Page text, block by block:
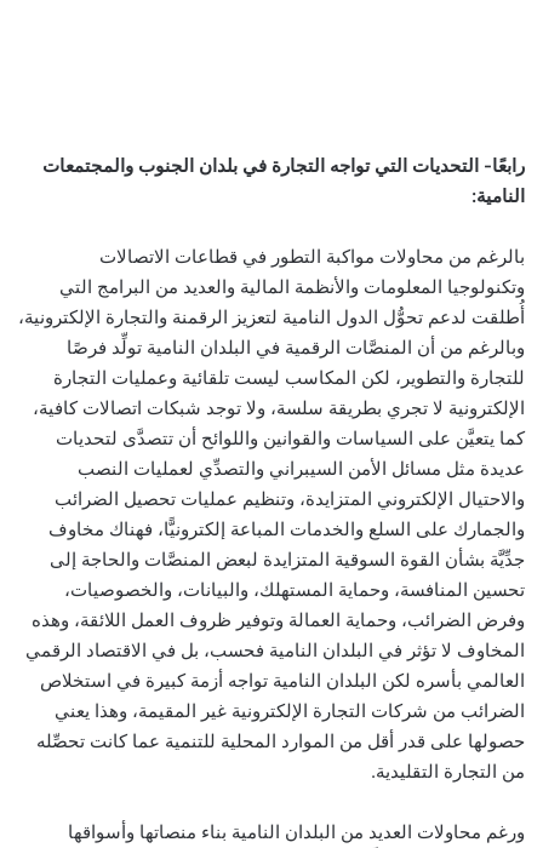
رابعًا- التحديات التي تواجه التجارة في بلدان الجنوب والمجتمعات
النامية:
بالرغم من محاولات مواكبة التطور في قطاعات الاتصالات
وتكنولوجيا المعلومات والأنظمة المالية والعديد من البرامج التي
أُطلقت لدعم تحوُّل الدول النامية لتعزيز الرقمنة والتجارة الإلكترونية،
وبالرغم من أن المنصَّات الرقمية في البلدان النامية تولِّد فرصًا
للتجارة والتطوير، لكن المكاسب ليست تلقائية وعمليات التجارة
الإلكترونية لا تجري بطريقة سلسة، ولا توجد شبكات اتصالات كافية،
كما يتعيَّن على السياسات والقوانين واللوائح أن تتصدَّى لتحديات
عديدة مثل مسائل الأمن السيبراني والتصدِّي لعمليات النصب
والاحتيال الإلكتروني المتزايدة، وتنظيم عمليات تحصيل الضرائب
والجمارك على السلع والخدمات المباعة إلكترونيًّا، فهناك مخاوف
جدِّيَّة بشأن القوة السوقية المتزايدة لبعض المنصَّات والحاجة إلى
تحسين المنافسة، وحماية المستهلك، والبيانات، والخصوصيات،
وفرض الضرائب، وحماية العمالة وتوفير ظروف العمل اللائقة، وهذه
المخاوف لا تؤثر في البلدان النامية فحسب، بل في الاقتصاد الرقمي
العالمي بأسره لكن البلدان النامية تواجه أزمة كبيرة في استخلاص
الضرائب من شركات التجارة الإلكترونية غير المقيمة، وهذا يعني
حصولها على قدر أقل من الموارد المحلية للتنمية عما كانت تحصِّله
من التجارة التقليدية.
ورغم محاولات العديد من البلدان النامية بناء منصاتها وأسواقها